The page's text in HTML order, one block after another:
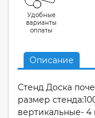
Удобные
варианты
оплаты
Описание
Стенд Доска
размер
вертикальные- 4